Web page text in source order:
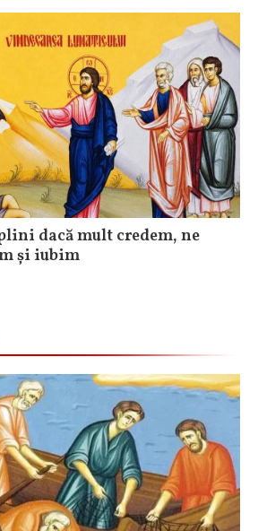
dacă mult credem, ne
și iubim